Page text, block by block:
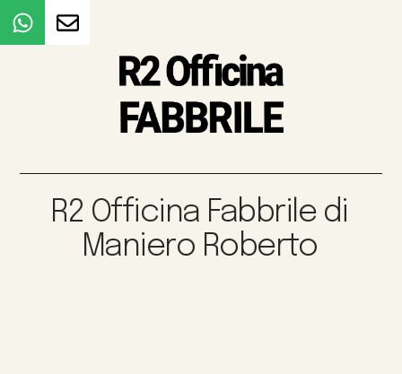
R2 Officina Fabbrile di
Maniero Roberto